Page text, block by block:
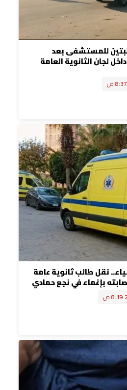
للمستشفى بعد
لجان الثانوية العامة
نقل طالب ثانوية عامة
بإغماء في نجع حمادي